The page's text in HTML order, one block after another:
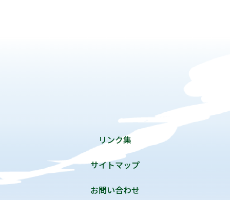
リンク集
サイトマップ
お問い合わせ